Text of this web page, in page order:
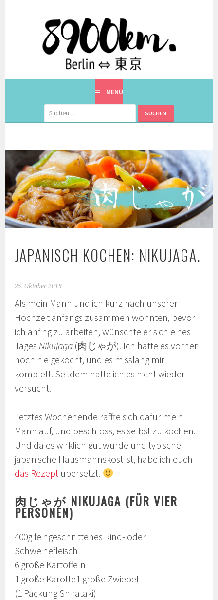
8900KM. BERLIN ⇔ 東京
EINE BERLINERIN IN JAPAN. MIT EINEM JAPANER.
MENÜ
Suchen
nach:
JAPANISCH KOCHEN: NIKUJAGA.
25. Oktober 2016
Als mein Mann und ich kurz nach unserer
Hochzeit anfangs zusammen wohnten, bevor
ich anfing zu arbeiten, wünschte er sich eines
TagesNikujaga (肉じゃが). Ich hatte es vorher
noch nie gekocht, und es misslang mir
komplett. Seitdem hatte ich es nicht wieder
versucht.
Letztes Wochenende raffte sich dafür mein
Mann auf, und beschloss, es selbst zu kochen.
Und da es wirklich gut wurde und typische
japanische Hausmannskost ist, habe ich euch
das Rezept übersetzt.
肉じゃが NIKUJAGA (FÜR VIER
PERSONEN)
400g feingeschnittenes Rind- oder
Schweinefleisch
6 große Kartoffeln
1 große Karotte1 große Zwiebel
(1 Packung Shirataki)